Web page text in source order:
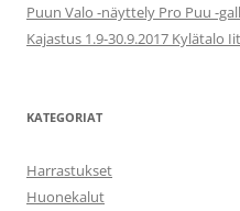
Puun Valo -näyttely Pro Puu -
Kajastus 1.9-30.9.2017 Kylätalo
KATEGORIAT
Harrastukset
Huonekalut